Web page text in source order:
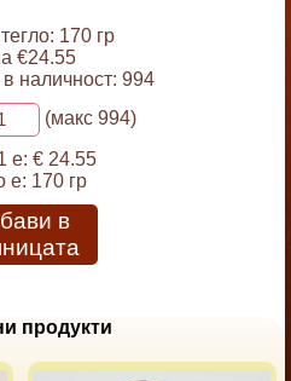
170 гр
€24.55
наличност: 994
(макс 994)
е: € 24.55
е: 170 гр
в
продукти